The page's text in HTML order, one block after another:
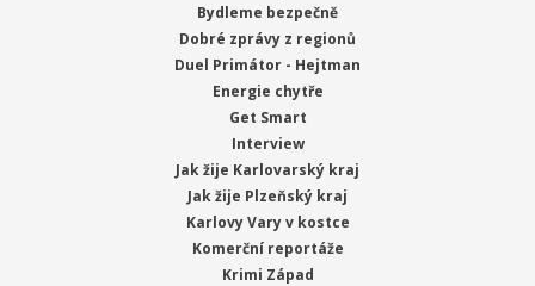
Bydleme bezpečně
Dobré zprávy z regionů
Duel Primátor - Hejtman
Energie chytře
Get Smart
Interview
Jak žije Karlovarský kraj
Jak žije Plzeňský kraj
Karlovy Vary v kostce
Komerční reportáže
Krimi Západ